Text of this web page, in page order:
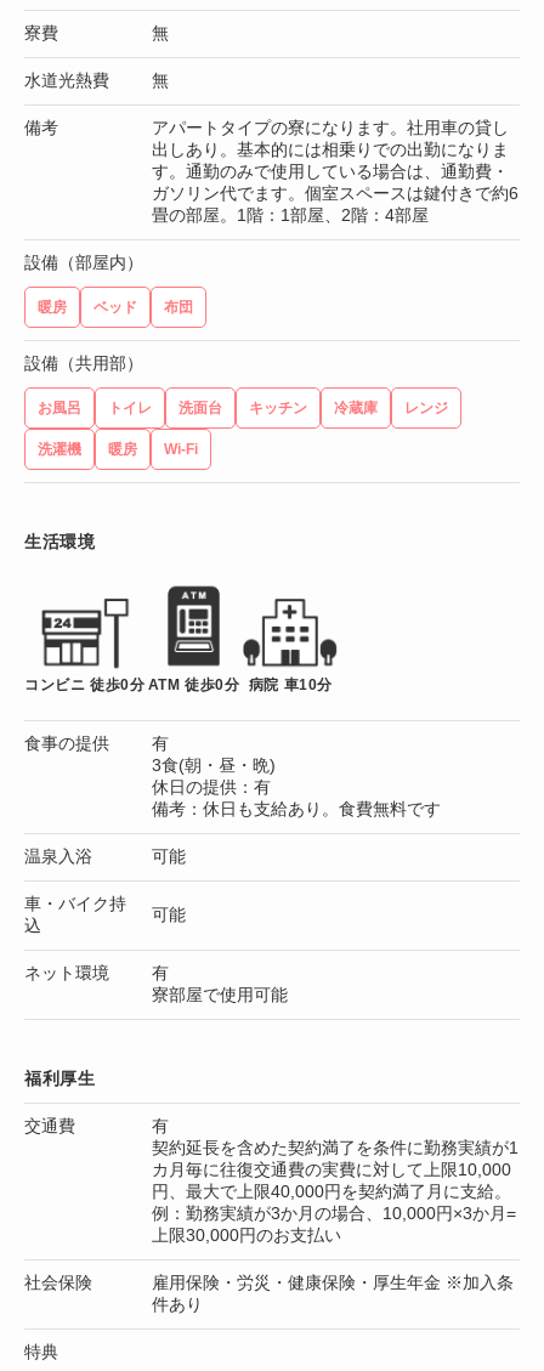
寮費 無
水道光熱費 無
備考
アパートタイプの寮になります。社用車の貸し
出しあり。基本的には相乗りでの出勤になりま
す。通勤のみで使用している場合は、通勤費・
ガソリン代でます。個室スペースは鍵付きで約6
畳の部屋。1階：1部屋、2階：4部屋
設備（部屋内）
暖房 ベッド 布団
設備（共用部）
お風呂 トイレ 洗面台 キッチン 冷蔵庫 レンジ
洗濯機 暖房 Wi-Fi
生活環境
コンビニ 徒歩0分 ATM 徒歩0分 病院 車10分
食事の提供
有
3食(朝・昼・晩)
休日の提供：有
備考：休日も支給あり。食費無料です
温泉入浴 可能
車・バイク持
込
可能
ネット環境
有
寮部屋で使用可能
福利厚生
交通費
有
契約延長を含めた契約満了を条件に勤務実績が1
カ月毎に往復交通費の実費に対して上限10,000
円、最大で上限40,000円を契約満了月に支給。
例：勤務実績が3か月の場合、10,000円×3か月=
上限30,000円のお支払い
社会保険
雇用保険・労災・健康保険・厚生年金 ※加入条
件あり
特典